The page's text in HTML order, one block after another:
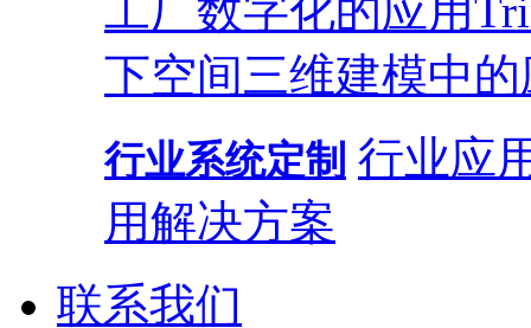
工厂数字化的应用
下空间三维建模中
行业系统定制 行业应
用解决方案
联系我们